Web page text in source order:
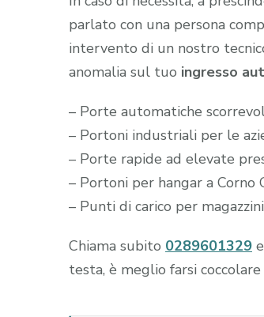
parlato con una persona
intervento di un nostro
anomalia sul tuo ingresso
– Porte automatiche
– Portoni industriali per le
– Porte rapide ad elevate
– Portoni per hangar a Corno
– Punti di carico per
Chiama subito 0289601329
testa, è meglio farsi